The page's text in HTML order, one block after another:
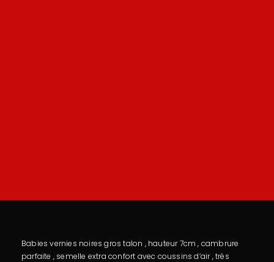
Babies vernies noires gros talon , hauteur 7cm , cambrure
parfaite , semelle extra confort avec coussins d’air , très